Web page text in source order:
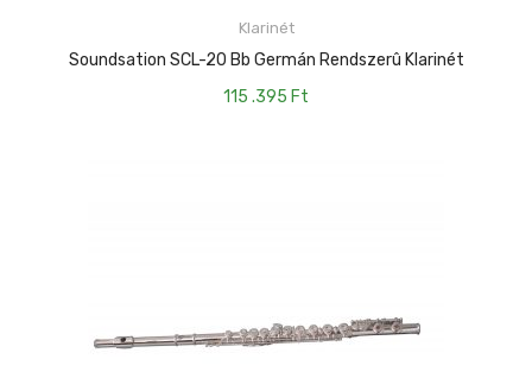
Klarinét
Soundsation SCL-20 Bb Germán Rendszerû Klarinét
115 .395 Ft
KOSÁRBA TESZEM